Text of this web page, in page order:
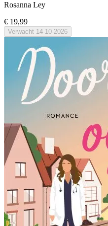
Rosanna Ley
€ 19,99
Verwacht 14-10-2026